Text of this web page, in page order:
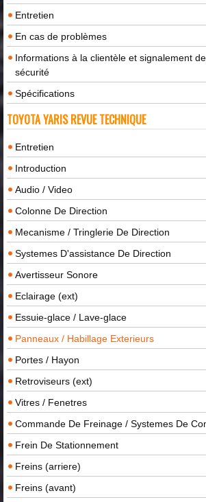
Entretien
En cas de problèmes
Informations à la clientèle et signalement
sécurité
Spécifications
TOYOTA YARIS REVUE TECHNIQUE
Entretien
Introduction
Audio / Video
Colonne De Direction
Mecanisme / Tringlerie De Direction
Systemes D'assistance De Direction
Avertisseur Sonore
Eclairage (ext)
Essuie-glace / Lave-glace
Panneaux / Habillage Exterieurs
Portes / Hayon
Retroviseurs (ext)
Vitres / Fenetres
Commande De Freinage / Systemes De
Frein De Stationnement
Freins (arriere)
Freins (avant)